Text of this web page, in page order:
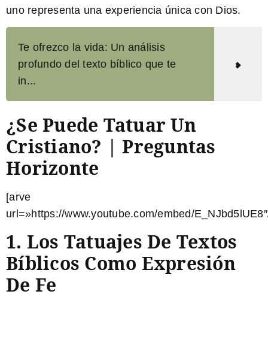
uno representa una experiencia única con Dios.
Te ofrezco la vida: Un análisis
profundo del texto bíblico que te
in...
¿Se Puede Tatuar Un
Cristiano? | Preguntas
Horizonte
[arve
url=»https://www.youtube.com/embed/
1. Los Tatuajes De Textos
Bíblicos Como Expresión
De Fe